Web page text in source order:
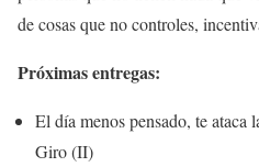
de cosas que no controles,
Próximas entregas:
El día menos pensado, te
Giro (II)